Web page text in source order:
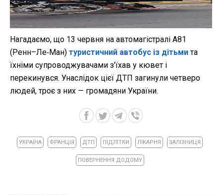
Нагадаємо, що 13 червня на автомагістралі A81
(Ренн–Ле‑Ман) туристичний автобус із дітьмита
їхніми супроводжувачами з'їхав у кювет і
перекинувся. Унаслідок цієї ДТП загинули четверо
людей, троє з них — громадяни України.
УКРАЇНА ФРАНЦІЯ ДТП ПІДЛІТКИ ЛІКАРНЯ ЗАЛІЗНИЦЯ
ПОВЕРНЕННЯ ДОДОМУ